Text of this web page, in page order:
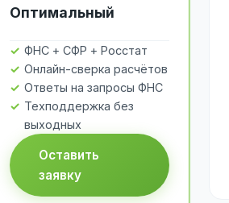
Оптимальный
ФНС + СФР + Росстат
Онлайн-сверка расчётов
Ответы на запросы ФНС
Техподдержка без
выходных
Оставить
заявку